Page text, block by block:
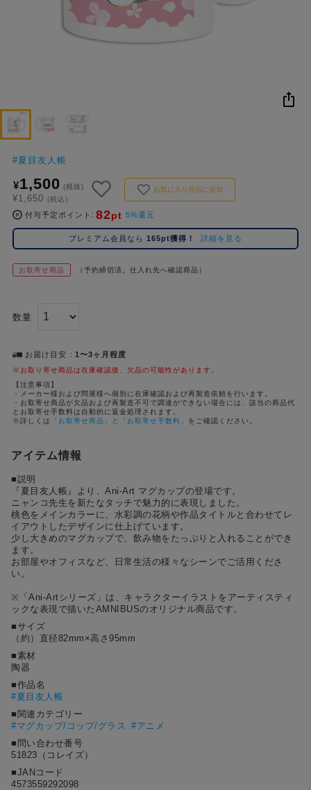
コ
レ
イ
ズ
注
ー
ー
ド
1位 #ポケットモンスター（ポケモン）
2位 #ハイキュー!!
4位 #名探偵コナン
5位 #呪術廻戦
#Dr.STONE（ドクターストーン）
#夏目友人帳
¥1,500 (税抜)
¥1,650 (税込)
お気に入り作品に追加
付与予定ポイント 82pt 5%還元
プレミアム会員なら 165pt獲得！ 詳細を見る
お取寄せ商品 （予約締切済。仕入れ先へ確認商品）
数量
お届け目安 1〜3ヶ月程度
※お取り寄せ商品は在庫確認後、欠品の可能性があります。
【注意事項】
・メーカー様および問屋様へ個別に在庫確認および再製造依頼を行います。
・お取寄せ商品が欠品および再製造不可で調達ができない場合には、該当の商品代
とお取寄せ手数料は自動的に返金処理されます。
※詳しくは
「お取寄せ商品」と「お取寄せ手数料」 をご確認ください。
アイテム情報
■説明
『夏目友人帳』より、Ani-Art マグカップの登場です。
ニャンコ先生を新たなタッチで魅力的に表現しました。
桃色をメインカラーに、水彩調の花柄や作品タイトルと合わせてレ
イアウトしたデザインに仕上げています。
少し大きめのマグカップで、飲み物をたっぷりと入れることができ
ます。
お部屋やオフィスなど、日常生活の様々なシーンでご活用くださ
い。
※「Ani-Artシリーズ」は、キャラクターイラストをアーティスティ
ックな表現で描いたAMNIBUSのオリジナル商品です。
■サイズ
（約）直径82mm×高さ95mm
■素材
陶器
■作品名
#夏目友人帳
■関連カテゴリー
#マグカップ/コップ/グラス
#アニメ
■問い合わせ番号
51823（コレイズ）
■JANコード
4573559292098